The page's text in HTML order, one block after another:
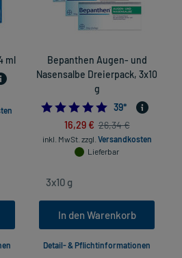
ml
Bepanthen Augen- und
Nasensalbe Dreierpack, 3x10
g
39*
16,29 € 26,34 €
inkl. MwSt. zzgl. Versandkosten
Lieferbar
In den Warenkorb
Detail- & Pflichtinformationen